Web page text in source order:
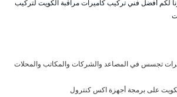
لكم أفضل فني تركيب كاميرات مراقبة الكويت لتركيب
تجسس في المصاعد والشركات والمكاتب والمحلات
على برمجة أجهزة اكس كنترول